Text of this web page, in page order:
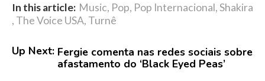
In this article: Music, Pop, Pop Internacional,Shakira
, The Voice USA, Turnê
Up Next: Fergie comenta nas redes sociais sobre
afastamento do ‘Black Eyed Peas’